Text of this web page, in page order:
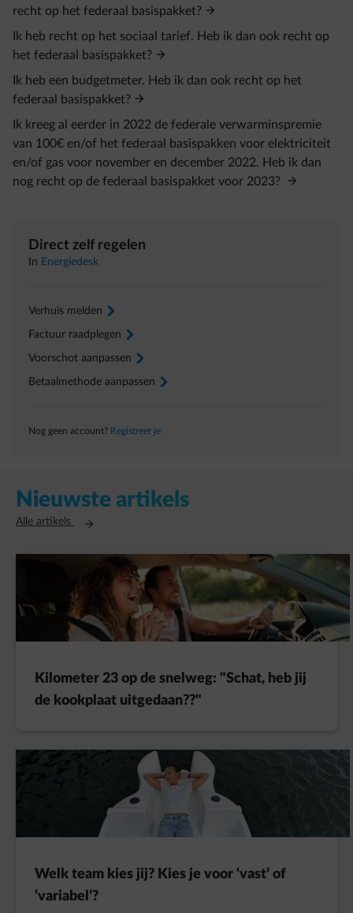
recht op het federaal basispakket?
Ik heb recht op het sociaal tarief. Heb ik dan ook recht op
het federaal basispakket?
Ik heb een budgetmeter. Heb ik dan ook recht op het
federaal basispakket?
Ik kreeg al eerder in 2022 de federale verwarminspremie
van 100€ en/of het federaal basispakken voor elektriciteit
en/of gas voor november en december 2022. Heb ik dan
nog recht op de federaal basispakket voor 2023?
Direct zelf regelen
In Energiedesk
Verhuis melden arrow-right
Factuur raadplegen arrow-right
Voorschot aanpassen arrow-right
Betaalmethode aanpassen arrow-right
Nog geen account? Registreer je
Nieuwste artikels
Alle artikels Opent in een nieuw tabblad
Kilometer 23 op de snelweg: "Schat, heb jij
de kookplaat uitgedaan??"
Welk team kies jij? Kies je voor ‘vast’ of
‘variabel’?